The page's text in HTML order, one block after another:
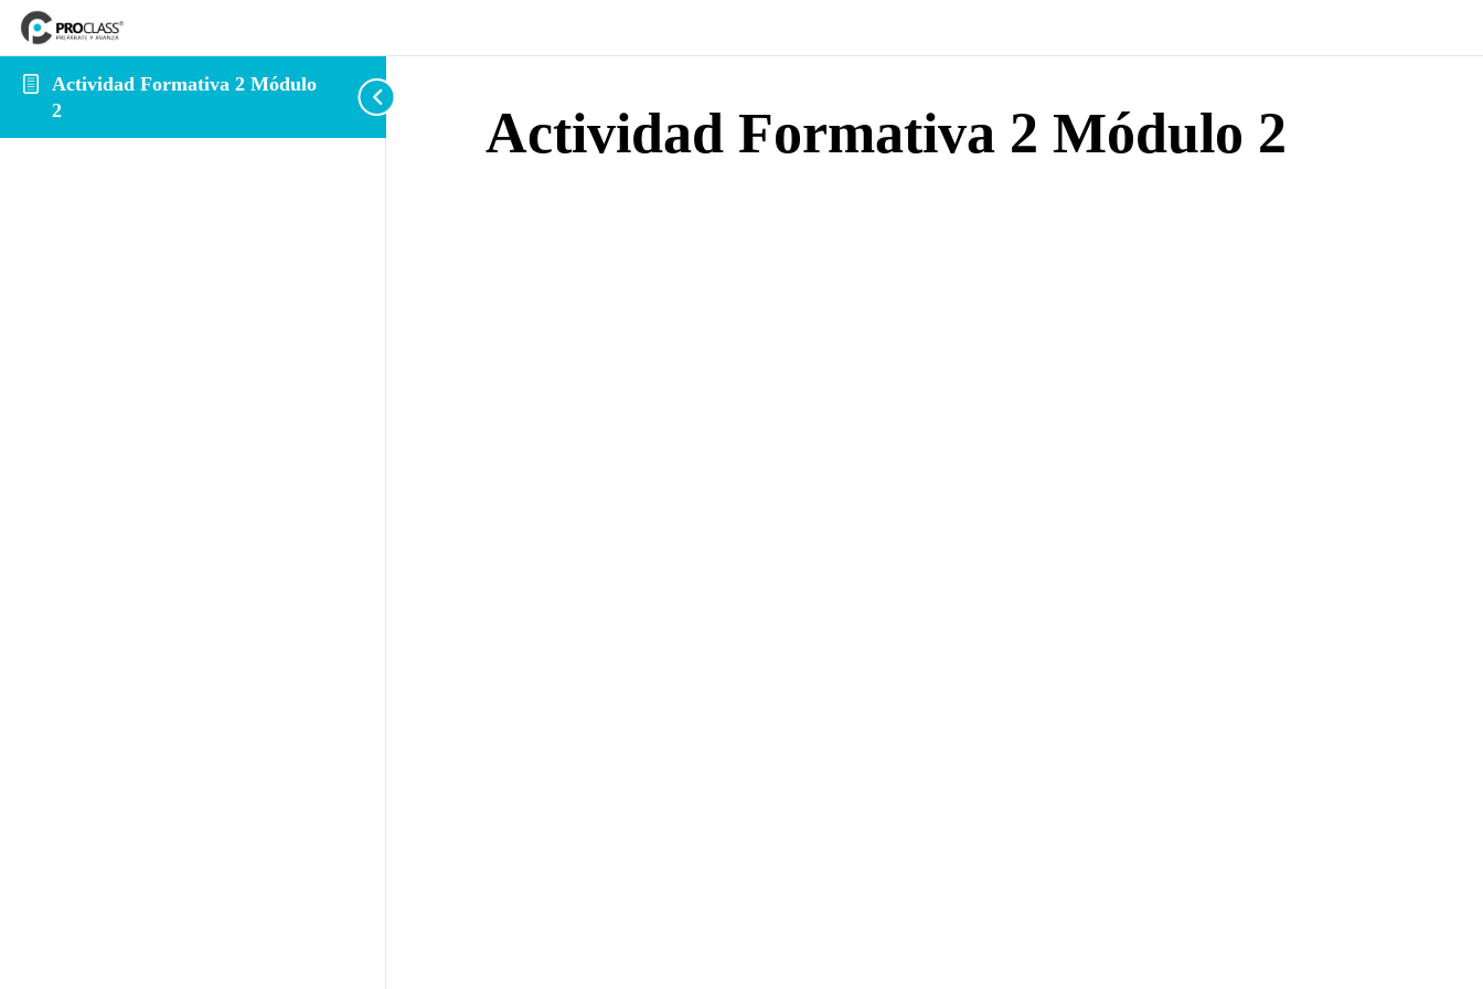
Actividad Formativa 2 Módulo
2
Actividad Formativa 2 Módulo 2